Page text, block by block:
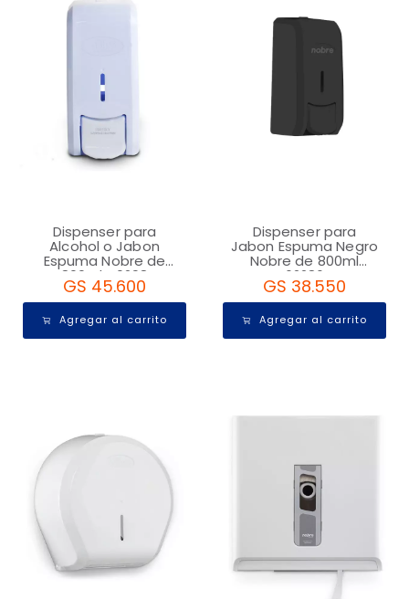
Dispenser para
Alcohol o Jabon
Espuma Nobre de
800ml 40298
GS 45.600
Agregar al carrito
Dispenser para
Jabon Espuma Negro
Nobre de 800ml
62286
GS 38.550
Agregar al carrito